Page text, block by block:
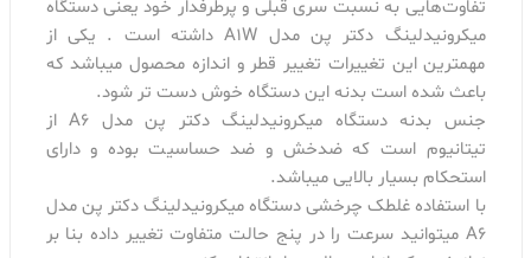
تفاوت‌هایی به نسبت سری قبلی و پرطرفدار خود یعنی دستگاه
میکرونیدلینگ دکتر پن مدل A1W داشته است . یکی از
مهمترین این تغییرات تغییر قطر و اندازه محصول میباشد که
باعث شده است بدنه این دستگاه خوش دست تر شود.
جنس بدنه دستگاه میکرونیدلینگ دکتر پن مدل A6 از
تیتانیوم است که ضدخش و ضد حساسیت بوده و دارای
استحکام بسیار بالایی میباشد.
با استفاده غلطک چرخشی دستگاه میکرونیدلینگ دکتر پن مدل
A6 میتوانید سرعت را در پنج حالت متفاوت تغییر داده بنا بر